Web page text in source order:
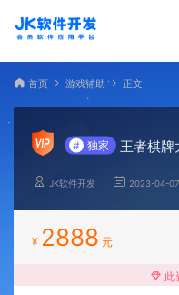
首页 游戏辅助 正文
# 独家 王者棋牌
JK软件开发 2023-04-07
¥ 2888 元
此